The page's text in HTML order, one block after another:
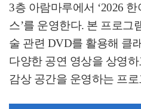
3층 아람마루에서 ‘2026 한
스’를 운영한다. 본 프로그
술 관련 DVD를 활용해 클
다양한 공연 영상을 상영
감상 공간을 운영하는 프